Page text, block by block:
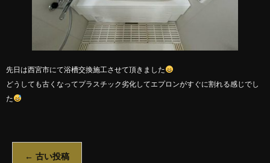
先日は西宮市にて浴槽交換施工させて頂きました
どうしても古くなってプラスチック劣化してエプロンがすぐに割れる感じでし
た
← 古い投稿